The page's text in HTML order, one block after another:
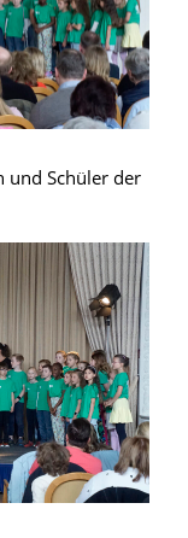
und Schüler der